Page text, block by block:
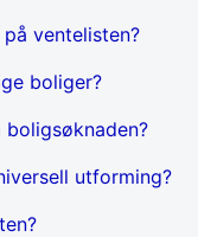
ventelisten?
boliger?
utforming?